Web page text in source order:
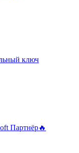
ключ
Партнёр🔥